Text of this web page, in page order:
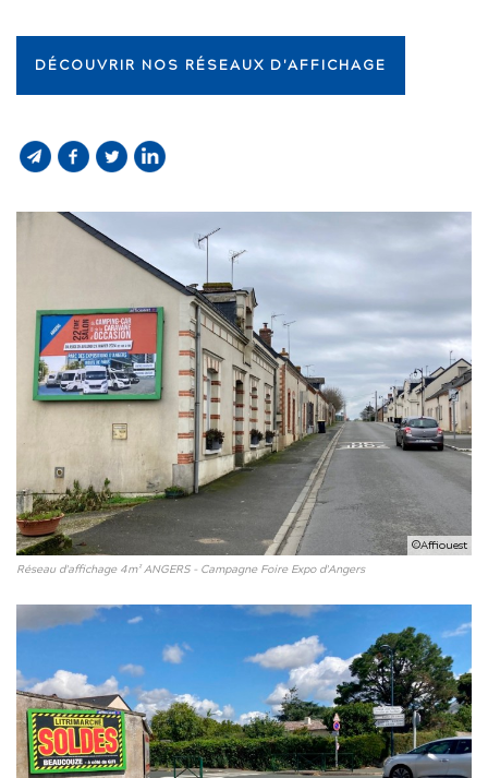
DÉCOUVRIR NOS RÉSEAUX D'AFFICHAGE
Réseau d'affichage 4m² ANGERS - Campagne Foire Expo d'Angers
©Affiouest